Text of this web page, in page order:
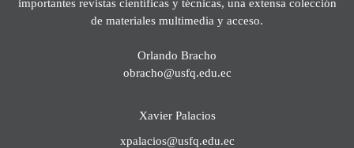
de materiales multimedia y acceso.
Orlando Bracho
obracho@usfq.edu.ec
Xavier Palacios
xpalacios@usfq.edu.ec